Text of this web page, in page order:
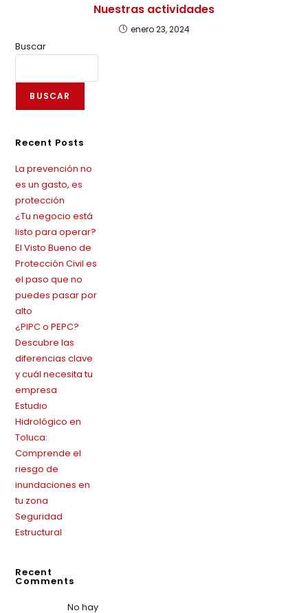
Nuestras actividades
enero 23, 2024
Buscar
BUSCAR
Recent Posts
La prevención no
es un gasto, es
protección
¿Tu negocio está
listo para operar?
El Visto Bueno de
Protección Civil es
el paso que no
puedes pasar por
alto
¿PIPC o PEPC?
Descubre las
diferencias clave
y cuál necesita tu
empresa
Estudio
Hidrológico en
Toluca:
Comprende el
riesgo de
inundaciones en
tu zona
Seguridad
Estructural
Recent
Comments
No hay